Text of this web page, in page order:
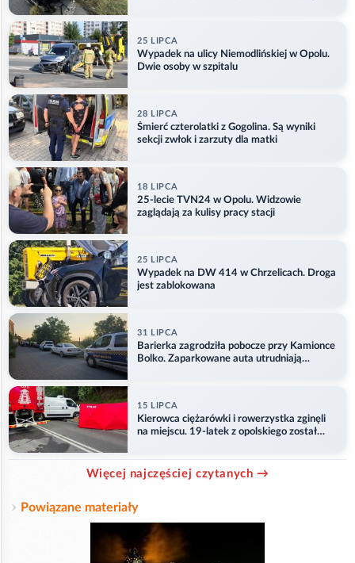
25 LIPCA
Wypadek na ulicy Niemodlińskiej w Opolu.
Dwie osoby w szpitalu
28 LIPCA
Śmierć czterolatki z Gogolina. Są wyniki
sekcji zwłok i zarzuty dla matki
18 LIPCA
25-lecie TVN24 w Opolu. Widzowie
zaglądają za kulisy pracy stacji
25 LIPCA
Wypadek na DW 414 w Chrzelicach. Droga
jest zablokowana
31 LIPCA
Barierka zagrodziła pobocze przy Kamionce
Bolko. Zaparkowane auta utrudniają
15 LIPCA
Kierowca ciężarówki i rowerzystka zginęli
na miejscu. 19-latek z opolskiego został
Więcej najczęściej czytanych →
Powiązane materiały